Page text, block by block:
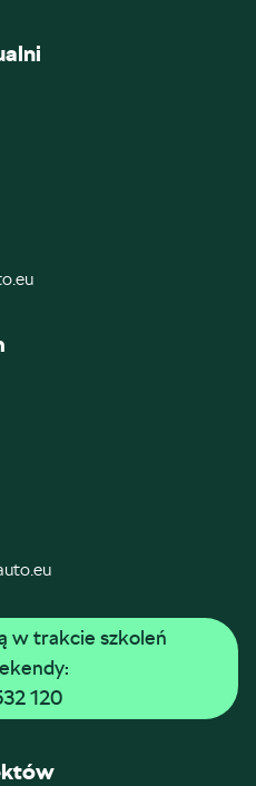
w trakcie szkoleń
120